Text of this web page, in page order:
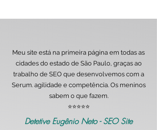
Meu site está na primeira página em todas as
cidades do estado de São Paulo, graças ao
trabalho de SEO que desenvolvemos com a
Serum. agilidade e competência. Os meninos
sabem o que fazem.
⭐️⭐️⭐️⭐️⭐️
Detetive Eugênio Neto - SEO Site